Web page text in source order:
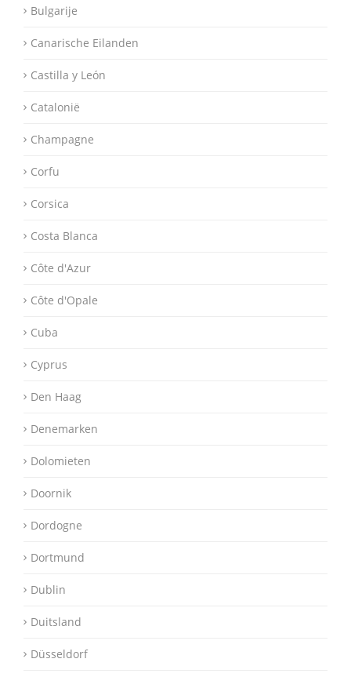
Bulgarije
Canarische Eilanden
Castilla y León
Catalonië
Champagne
Corfu
Corsica
Costa Blanca
Côte d'Azur
Côte d'Opale
Cuba
Cyprus
Den Haag
Denemarken
Dolomieten
Doornik
Dordogne
Dortmund
Dublin
Duitsland
Düsseldorf